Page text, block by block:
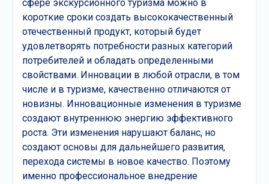
сфере экскурсионного туризма можно в
короткие сроки создать высококачественный
отечественный продукт, который будет
удовлетворять потребности разных категорий
потребителей и обладать определенными
свойствами. Инновации в любой отрасли, в том
числе и в туризме, качественно отличаются от
новизны. Инновационные изменения в туризме
создают внутреннюю энергию эффективного
роста. Эти изменения нарушают баланс, но
создают основы для дальнейшего развития,
перехода системы в новое качество. Поэтому
именно профессиональное внедрение